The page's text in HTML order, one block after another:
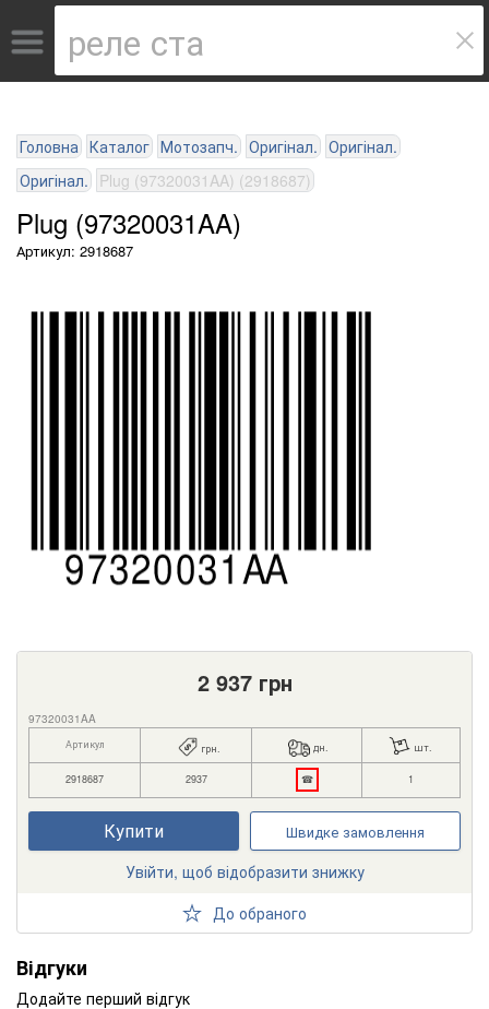
Головна Каталог Мотозапч. Оригінал. Оригінал.
Оригінал. Plug (97320031AA) (2918687)
Plug (97320031AA)
Артикул: 2918687
2 937грн
97320031AA
Артикул грн. дн. шт.
2918687 2937 ☎ 1
Купити Швидке замовлення
Увійти, щоб відобразити знижку
До обраного
Відгуки
Додайте перший відгук